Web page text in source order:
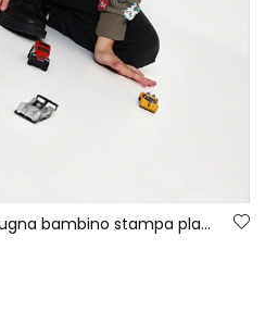
Giacca in spugna bambino stampa placche kaki